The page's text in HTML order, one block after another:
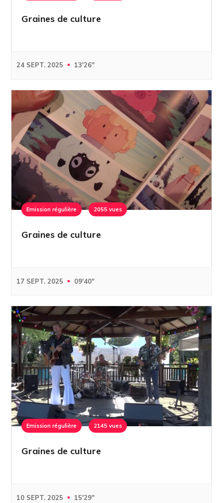
Graines de culture
24 SEPT. 2025 13'26''
Emission régulière 2055 vues
Graines de culture
17 SEPT. 2025 09'40''
Emission régulière 2145 vues
Graines de culture
10 SEPT. 2025 15'29''